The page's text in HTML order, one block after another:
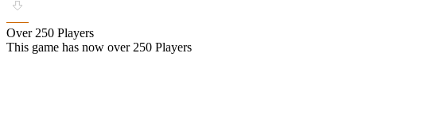
Over 250 Players
This game has now over 250 Players